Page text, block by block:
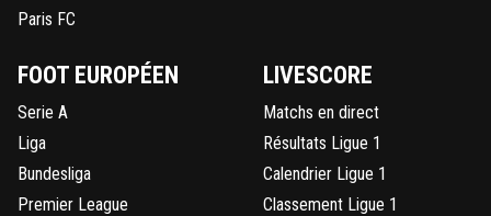
Paris FC
FOOT EUROPÉEN
Serie A
Liga
Bundesliga
Premier League
LIVESCORE
Matchs en direct
Résultats Ligue 1
Calendrier Ligue 1
Classement Ligue 1